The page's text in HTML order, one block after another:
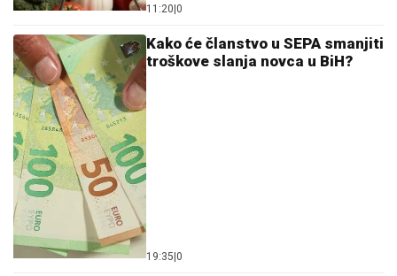
11:20|0
Kako će članstvo u SEPA smanjiti
troškove slanja novca u BiH?
19:35|0